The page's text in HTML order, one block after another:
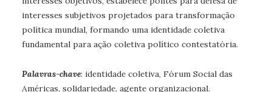
interesses subjetivos projetados para transformação
política mundial, formando uma identidade coletiva
fundamental para ação coletiva político contestatória.
Palavras-chave: identidade coletiva, Fórum Social das
Américas, solidariedade, agente organizacional.